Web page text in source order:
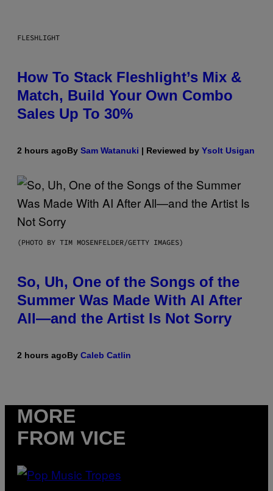
FLESHLIGHT
How To Stack Fleshlight’s Mix &
Match, Build Your Own Combo
Sales Up To 30%
2 hours agoBy Sam Watanuki | Reviewed by Ysolt Usigan
(PHOTO BY TIM MOSENFELDER/GETTY IMAGES)
So, Uh, One of the Songs of the
Summer Was Made With AI After
All—and the Artist Is Not Sorry
2 hours agoBy Caleb Catlin
MORE
FROM VICE